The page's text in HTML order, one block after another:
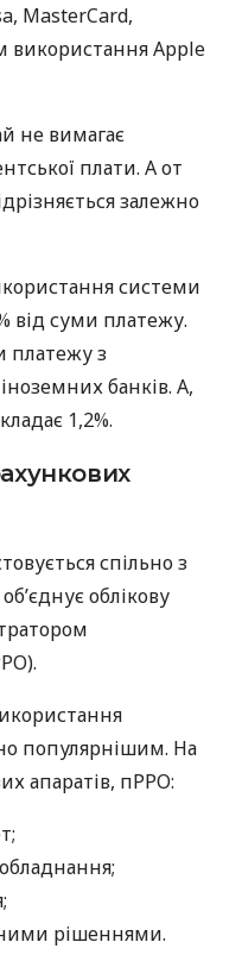
MasterCard,
використання Apple
не вимагає
плати. А от
залежно
системи
від суми платежу.
платежу з
банків. А,
1,2%.
спільно з
облікову
популярнішим. На
апаратів, пРРО:
рішеннями.